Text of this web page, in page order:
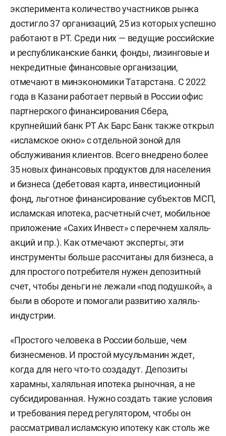
эксперимента количество участников рынка
достигло 37 организаций, 25 из которых успешно
работают в РТ. Среди них — ведущие российские
и республиканские банки, фонды, лизинговые и
некредитные финансовые организации,
отмечают в минэкономики Татарстана. С 2022
года в Казани работает первый в России офис
партнерского финансирования Сбера,
крупнейший банк РТ Ак Барс Банк также открыл
«исламское окно» с отдельной зоной для
обслуживания клиентов. Всего внедрено более
35 новых финансовых продуктов для населения
и бизнеса (дебетовая карта, инвестиционный
фонд, льготное финансирование субъектов МСП,
исламская ипотека, расчетный счет, мобильное
приложение «Сахих Инвест» с перечнем халяль-
акций и пр.). Как отмечают эксперты, эти
инструменты больше рассчитаны для бизнеса, а
для простого потребителя нужен депозитный
счет, чтобы деньги не лежали «под подушкой», а
были в обороте и помогали развитию халяль-
индустрии.
«Простого человека в России больше, чем
бизнесменов. И простой мусульманин ждет,
когда для него что-то создадут. Депозиты
харамны, халяльная ипотека рыночная, а не
субсидированная. Нужно создать такие условия
и требования перед регулятором, чтобы он
рассматривал исламскую ипотеку как столь же